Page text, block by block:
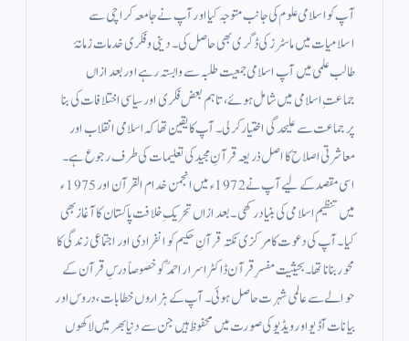
آپ کو اسلامی علوم کی جانب متوجہ کیا اور آپ نے جامعہ کراچی سے
اسلامیات میں ماسٹرز کی ڈگری بھی حاصل کی۔ دینی و فکری خدمات زمانۂ
طالب علمی میں آپ اسلامی جمعیت طلبہ سے وابستہ رہے اور بعد ازاں
جماعتِ اسلامی میں شامل ہوئے، تاہم بعض فکری اور سیاسی اختلافات کی بنا
پر جماعت سے علیحدگی اختیار کر لی۔ آپ کا یقین تھا کہ اسلامی انقلاب اور
معاشرتی اصلاح کا اصل ذریعہ قرآنِ مجید کی تعلیمات کی طرف رجوع ہے۔
اسی مقصد کے لیے آپ نے 1972ء میں انجمن خدام القرآن اور 1975ء
میں تنظیمِ اسلامی کی بنیاد رکھی۔ بعد ازاں تحریکِ خلافت پاکستان کا آغاز بھی
کیا۔ آپ کی دعوت کا مرکزی نکتہ قرآنِ حکیم کو انفرادی اور اجتماعی زندگی کا
محور بنانا تھا۔ بحیثیت مفسرِ قرآن ڈاکٹر اسرار احمدؒ کو خصوصاً درسِ قرآن کے
حوالے سے عالمی شہرت حاصل ہوئی۔ آپ کے ہزاروں خطابات، دروس اور
بیانات آڈیو اور ویڈیو کی صورت میں محفوظ ہیں جن سے دنیا بھر میں لاکھوں